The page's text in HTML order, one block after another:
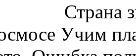
Страна
Учим